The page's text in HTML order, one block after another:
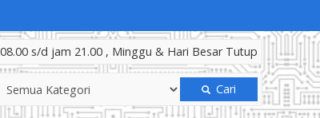
s/d jam 21.00 , Minggu & Hari Besar Tutup
Cari